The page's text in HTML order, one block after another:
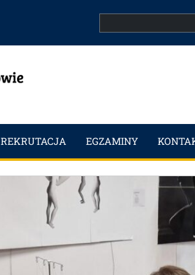
REKRUTACJA EGZAMINY